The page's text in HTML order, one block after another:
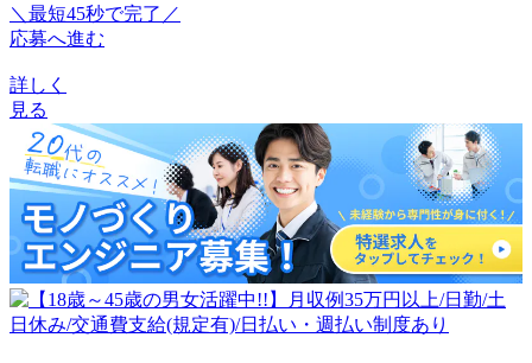
＼最短45秒で完了／
応募へ進む
詳しく
見る